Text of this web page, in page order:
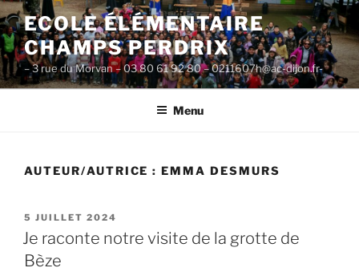
Aller
au
contenu
principal
ECOLE ÉLÉMENTAIRE
CHAMPS PERDRIX
– 3 rue du Morvan – 03 80 61 92 80 – 0211607h@ac-dijon.fr-
Menu
AUTEUR/AUTRICE :EMMA DESMURS
PUBLIÉ
LE
5 JUILLET 2024
Je raconte notre visite de la grotte de
Bèze